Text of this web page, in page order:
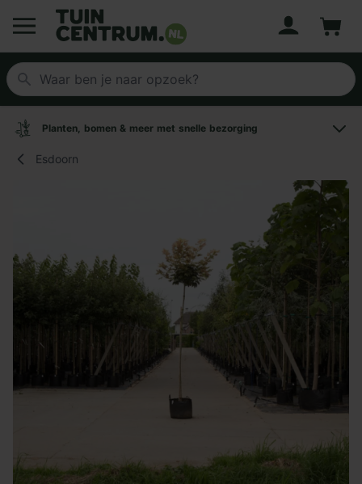
Logo Tuincentrum.nl
Planten, bomen & meer met snelle bezorging
Esdoorn